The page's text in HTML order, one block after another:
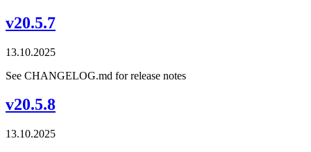
v20.5.7
13.10.2025
See CHANGELOG.md for release notes
v20.5.8
13.10.2025